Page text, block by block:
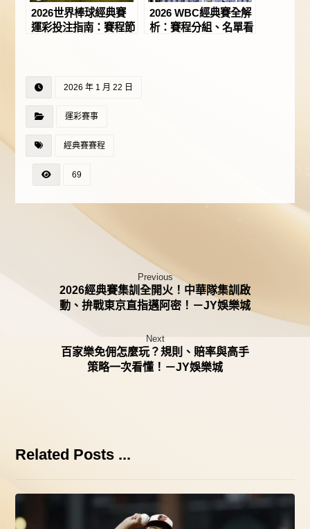
2026世界棒球經典賽
運彩投注指南：賽程節
2026 WBC經典賽全解
析：賽程分組、名單看
2026 年 1 月 22 日
運彩賽事
經典賽賽程
69
Previous
2026經典賽集訓全開火！中華隊集訓啟
動、拚戰東京直指邁阿密！－JY娛樂城
Next
百家樂免佣怎麼玩？規則、賠率與高手
策略一次看懂！－JY娛樂城
Related Posts ...